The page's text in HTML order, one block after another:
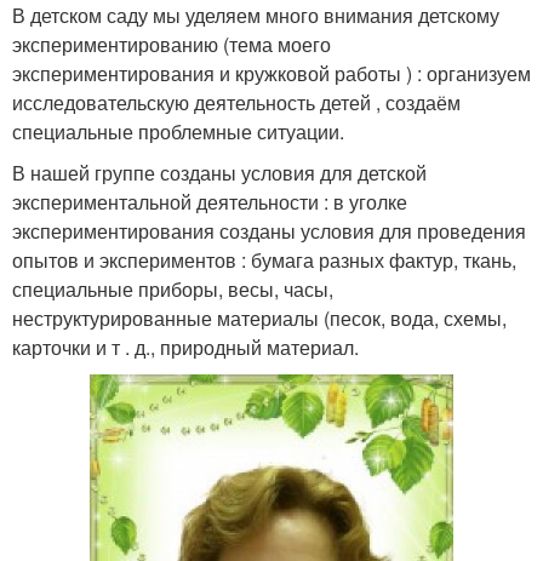
В детском саду мы уделяем много внимания детскому
экспериментированию (тема моего
экспериментирования и кружковой работы ) : организуем
исследовательскую деятельность детей , создаём
специальные проблемные ситуации.
В нашей группе созданы условия для детской
экспериментальной деятельности : в уголке
экспериментирования созданы условия для проведения
опытов и экспериментов : бумага разных фактур, ткань,
специальные приборы, весы, часы,
неструктурированные материалы (песок, вода, схемы,
карточки и т . д., природный материал.